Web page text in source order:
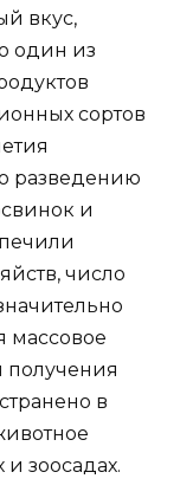
вкус,
один из
сортов
разведению
и
число
массовое
получения
в
и зоосадах.